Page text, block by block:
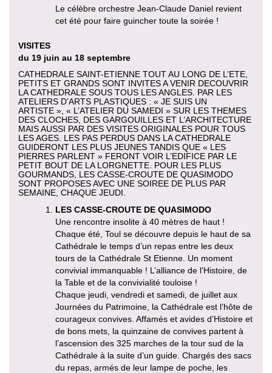
Le célèbre orchestre Jean-Claude Daniel revient
cet été pour faire guincher toute la soirée !
VISITES
du 19 juin au 18 septembre
CATHEDRALE SAINT-ETIENNE TOUT AU LONG DE L’ETE,
PETITS ET GRANDS SONT INVITES A VENIR DECOUVRIR
LA CATHEDRALE SOUS TOUS LES ANGLES. PAR LES
ATELIERS D’ARTS PLASTIQUES : « JE SUIS UN
ARTISTE », « L’ATELIER DU SAMEDI » SUR LES THEMES
DES CLOCHES, DES GARGOUILLES ET L’ARCHITECTURE
MAIS AUSSI PAR DES VISITES ORIGINALES POUR TOUS
LES AGES. LES PAS PERDUS DANS LA CATHEDRALE
GUIDERONT LES PLUS JEUNES TANDIS QUE « LES
PIERRES PARLENT » FERONT VOIR L’EDIFICE PAR LE
PETIT BOUT DE LA LORGNETTE. POUR LES PLUS
GOURMANDS, LES CASSE-CROUTE DE QUASIMODO
SONT PROPOSES AVEC UNE SOIREE DE PLUS PAR
SEMAINE, CHAQUE JEUDI.
LES CASSE-CROUTE DE QUASIMODO
Une rencontre insolite à 40 mètres de haut !
Chaque été, Toul se découvre depuis le haut de sa
Cathédrale le temps d’un repas entre les deux
tours de la Cathédrale St Etienne. Un moment
convivial immanquable ! L’alliance de l’Histoire, de
la Table et de la convivialité touloise !
Chaque jeudi, vendredi et samedi, de juillet aux
Journées du Patrimoine, la Cathédrale est l’hôte de
courageux convives. Affamés et avides d’Histoire et
de bons mets, la quinzaine de convives partent à
l’ascension des 325 marches de la tour sud de la
Cathédrale à la suite d’un guide. Chargés des sacs
du repas, armés de leur lampe de poche, les